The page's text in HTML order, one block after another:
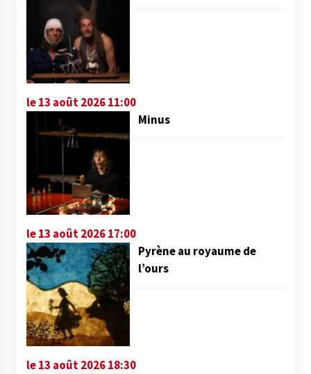
le 13 août 2026 11:00
Minus
le 13 août 2026 17:00
Pyrène au royaume de
l’ours
le 13 août 2026 18:30